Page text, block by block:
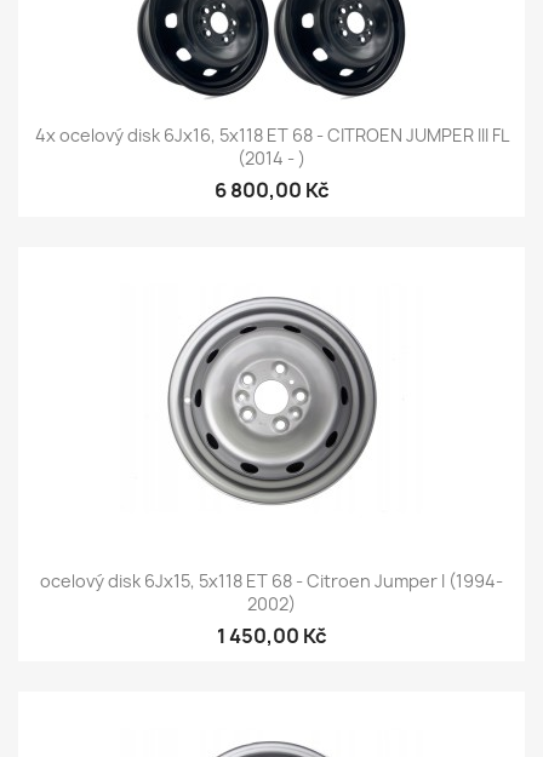
4x ocelový disk 6Jx16, 5x118 ET 68 - CITROEN JUMPER III FL
(2014 - )
6 800,00 Kč
ocelový disk 6Jx15, 5x118 ET 68 - Citroen Jumper I (1994-
2002)
1 450,00 Kč